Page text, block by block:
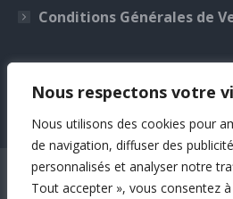
Nous respectons votre
Nous utilisons des cookies pour
de navigation, diffuser des
personnalisés et analyser notre
Tout accepter », vous consentez
Conditions Générales de
Photos non contractuelles